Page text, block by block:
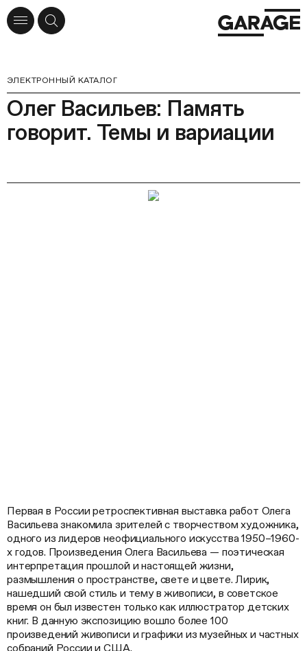
ЭЛЕКТРОННЫЙ КАТАЛОГ
Олег Васильев: Память
говорит. Темы и вариации
Первая в России ретроспективная выставка работ Олега
Васильева знакомила зрителей с творчеством художника,
одного из лидеров неофициального искусства 1950–1960-
х годов. Произведения Олега Васильева — поэтическая
интерпретация прошлой и настоящей жизни,
размышления о пространстве, свете и цвете. Лирик,
нашедший свой стиль и тему в живописи, в советское
время он был известен только как иллюстратор детских
книг. В данную экспозицию вошло более 100
произведений живописи и графики из музейных и частных
собраний России и США.